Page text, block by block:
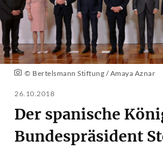
© Bertelsmann Stiftung / Amaya Aznar
26.10.2018
Der spanische
Bundespräsident